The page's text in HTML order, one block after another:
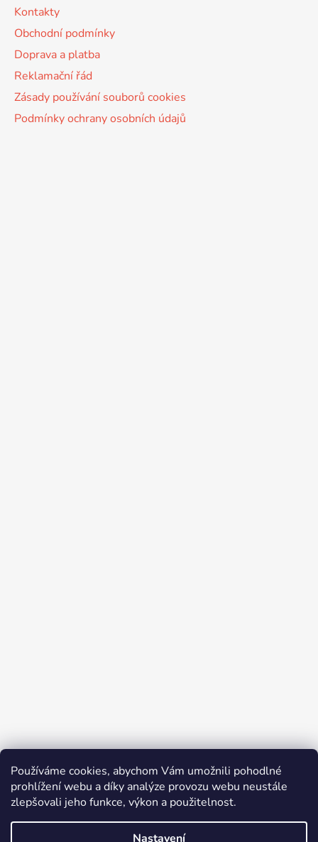
Používáme cookies, abychom Vám umožnili pohodlné
prohlížení webu a díky analýze provozu webu neustále
zlepšovali jeho funkce, výkon a použitelnost.
Nastavení
Kontakty
Obchodní podmínky
Doprava a platba
Reklamační řád
Zásady používání souborů cookies
Podmínky ochrany osobních údajů